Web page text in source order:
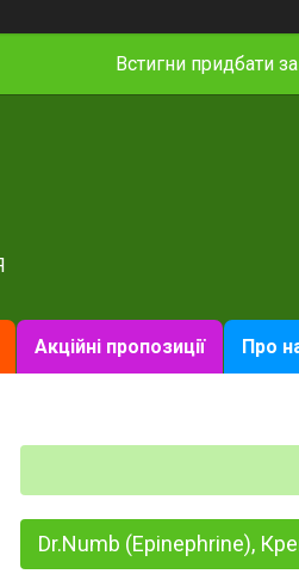
Встигни придбати
Акційні пропозиції Про
Dr.Numb (Epinephrine),